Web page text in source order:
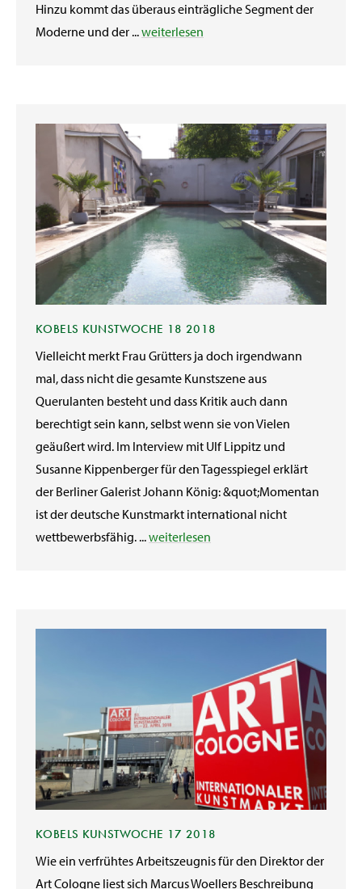
Hinzu kommt das überaus einträgliche Segment der
Moderne und der ...weiterlesen
KOBELS KUNSTWOCHE 18 2018
Vielleicht merkt Frau Grütters ja doch irgendwann
mal, dass nicht die gesamte Kunstszene aus
Querulanten besteht und dass Kritik auch dann
berechtigt sein kann, selbst wenn sie von Vielen
geäußert wird. Im Interview mit Ulf Lippitz und
Susanne Kippenberger für den Tagesspiegel erklärt
der Berliner Galerist Johann König: &quot;Momentan
ist der deutsche Kunstmarkt international nicht
wettbewerbsfähig. ...weiterlesen
KOBELS KUNSTWOCHE 17 2018
Wie ein verfrühtes Arbeitszeugnis für den Direktor der
Art Cologne liest sich Marcus Woellers Beschreibung